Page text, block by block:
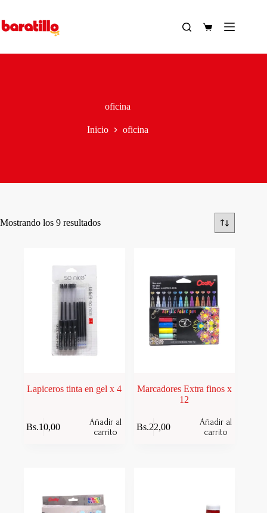
contenido
Carro
compra
oficina
Inicio oficina
Mostrando los 9 resultadosOrdenado
Lapiceros tinta en gel x 4
Bs.10,00
Añadir al
carrito
Marcadores Extra finos x
12
Bs.22,00
Añadir al
carrito